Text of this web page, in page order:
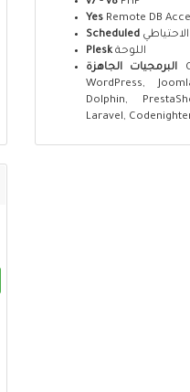
Yes Remote DB
Scheduled
Plesk اللوحة
البرمجيات الجاهزة
WordPress,
Dolphin,
Laravel,